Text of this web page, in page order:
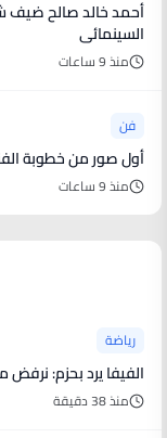
أحمد خالد صالح ضيف
السينمائى
منذ 9 ساعات
فن
أول صور من خطوبة
منذ 9 ساعات
رياضة
الفيفا يرد بحزم:
منذ 38 دقيقة